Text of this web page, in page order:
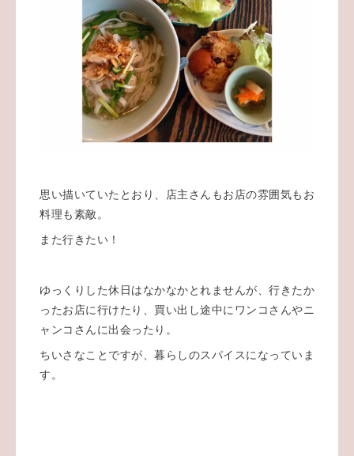
思い描いていたとおり、店主さんもお店の雰囲気もお
料理も素敵。
また行きたい！
ゆっくりした休日はなかなかとれませんが、行きたか
ったお店に行けたり、買い出し途中にワンコさんやニ
ャンコさんに出会ったり。
ちいさなことですが、暮らしのスパイスになっていま
す。